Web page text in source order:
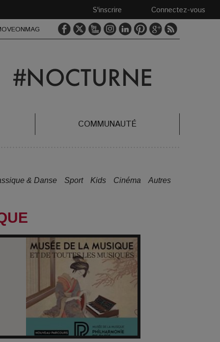
Connectez-vous
S'inscrire
COMMUNAUTÉ
& Danse Sport Kids Cinéma Autres